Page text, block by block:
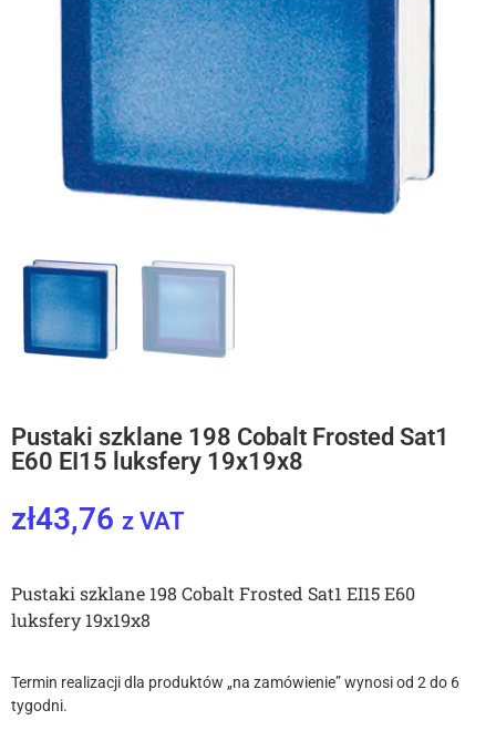
Pustaki szklane 198 Cobalt Frosted Sat1
E60 EI15 luksfery 19x19x8
zł43,76 z VAT
Pustaki szklane 198 Cobalt Frosted Sat1 EI15 E60
luksfery 19x19x8
Termin realizacji dla produktów „na zamówienie” wynosi od 2 do 6
tygodni.